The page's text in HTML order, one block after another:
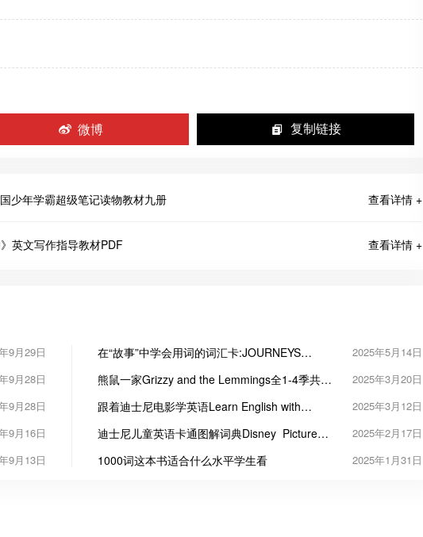
微博 复制链接
查看详情 +
少年学霸超级笔记读物教材九册
查看详情 +
英文写作指导教材PDF
9月29日
9月28日
9月28日
9月16日
9月13日
在“故事”中学会用词的词汇卡:JOURNEYS
2025年5月14日
熊鼠一家Grizzy and the Lemmings全1-4季共
2025年3月20日
跟着迪士尼电影学英语Learn English with
2025年3月12日
迪士尼儿童英语卡通图解词典Disney Picture
2025年2月17日
1000词这本书适合什么水平学生看 2025年1月31日